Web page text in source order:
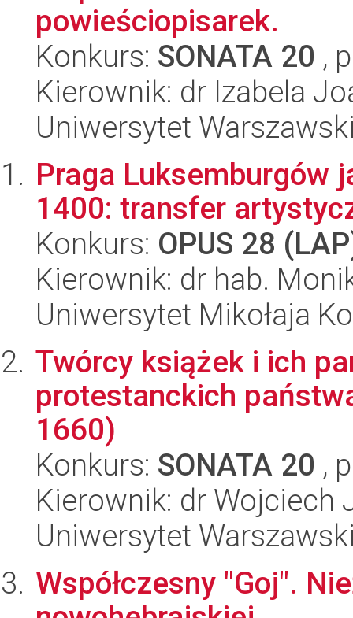
powieściopisarek.
Konkurs: SONATA 20 ,
Kierownik: dr Izabela
Uniwersytet
Praga Luksemburgów
1400: transfer
Konkurs: OPUS 28
Kierownik: dr hab.
Uniwersytet Mikołaja
Twórcy książek i ich
protestanckich
1660)
Konkurs: SONATA 20 ,
Kierownik: dr Wojciech
Uniwersytet
Współczesny "Goj".